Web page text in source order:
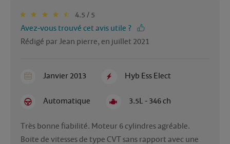
4.5 / 5
Avez-vous trouvé cet avis utile ?
Rédigé par Jean pierre, en juillet 2021
Janvier 2013 Hyb Ess Elect
Automatique 3.5L - 346 ch
Très bonne fiabilité. Moteur 6 cylindres agréable.
Boite de vitesses de type CVT sans rapport avec une